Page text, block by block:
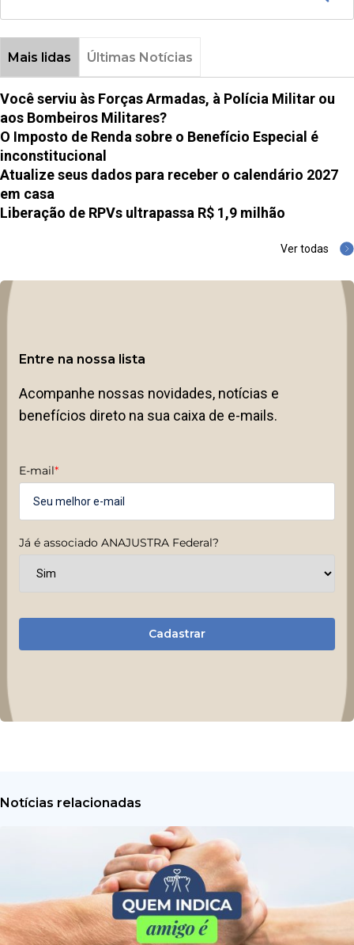
Mais lidas Últimas Notícias
Você serviu às Forças Armadas, à Polícia Militar ou
aos Bombeiros Militares?
O Imposto de Renda sobre o Benefício Especial é
inconstitucional
Atualize seus dados para receber o calendário 2027
em casa
Liberação de RPVs ultrapassa R$ 1,9 milhão
Ver todas
Entre na nossa lista
Acompanhe nossas novidades, notícias e
benefícios direto na sua caixa de e-mails.
E-mail*
Já é associado ANAJUSTRA Federal?
Cadastrar
Notícias relacionadas